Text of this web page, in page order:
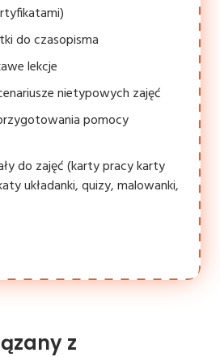
do czasopisma
lekcje
nietypowych zajęć
pomocy
do zajęć (karty pracy karty
układanki, quizy, malowanki,
z